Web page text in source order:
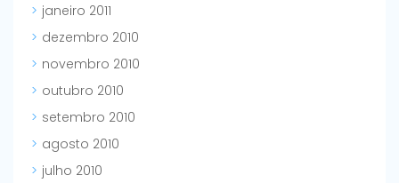
janeiro 2011
dezembro 2010
novembro 2010
outubro 2010
setembro 2010
agosto 2010
julho 2010